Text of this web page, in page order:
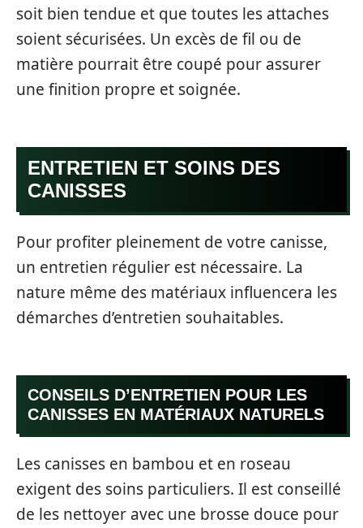
soit bien tendue et que toutes les attaches
soient sécurisées. Un excès de fil ou de
matière pourrait être coupé pour assurer
une finition propre et soignée.
ENTRETIEN ET SOINS DES
CANISSES
Pour profiter pleinement de votre canisse,
un entretien régulier est nécessaire. La
nature même des matériaux influencera les
démarches d’entretien souhaitables.
CONSEILS D’ENTRETIEN POUR LES
CANISSES EN MATÉRIAUX NATURELS
Les canisses en bambou et en roseau
exigent des soins particuliers. Il est conseillé
de les nettoyer avec une brosse douce pour